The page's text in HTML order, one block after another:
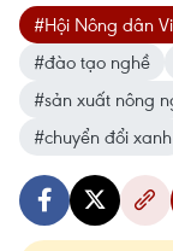
#Hội Nông dân
#đào tạo nghề
#sản xuất nông
#chuyển đổi xanh